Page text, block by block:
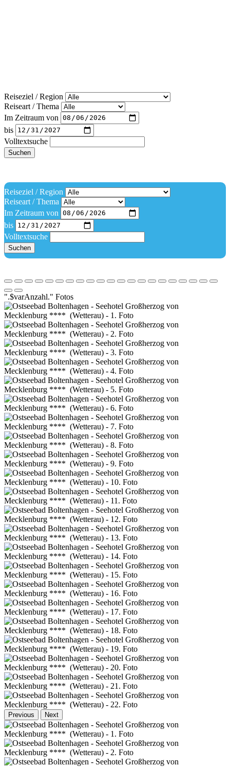
Reiseziel / Region
Reiseart / Thema
Im Zeitraum von
bis
Volltextsuche
Suchen
Reiseziel / Region
Reiseart / Thema
Im Zeitraum von
bis
Volltextsuche
Suchen
".$varAnzahl." Fotos
Previous Next